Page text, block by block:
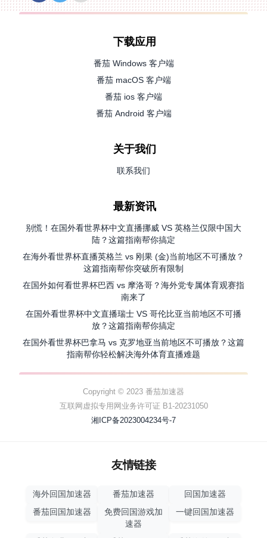
下载应用
番茄 Windows 客户端
番茄 macOS 客户端
番茄 ios 客户端
番茄 Android 客户端
关于我们
联系我们
最新资讯
别慌！在国外看世界杯中文直播挪威 VS 英格兰仅限中国大
陆？这篇指南帮你搞定
在海外看世界杯直播英格兰 vs 刚果 (金)当前地区不可播放？
这篇指南帮你突破所有限制
在国外如何看世界杯巴西 vs 摩洛哥？海外党专属体育观赛指
南来了
在国外看世界杯中文直播瑞士 VS 哥伦比亚当前地区不可播
放？这篇指南帮你搞定
在国外看世界杯巴拿马 vs 克罗地亚当前地区不可播放？这篇
指南帮你轻松解决海外体育直播难题
Copyright © 2023 番茄加速器
互联网虚拟专用网业务许可证 B1-20231050
湘ICP备2023004234号-7
友情链接
海外回国加速器 番茄加速器
回国加速器
番茄回国加速器
免费回国游戏加
速器
一键回国加速器